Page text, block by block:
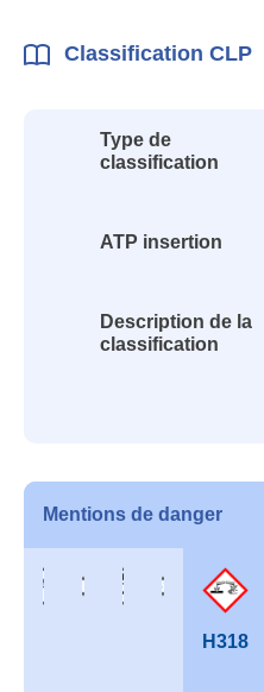
Classification CLP
Type de
classification
ATP insertion
Description de la
classification
Mentions de danger
H318